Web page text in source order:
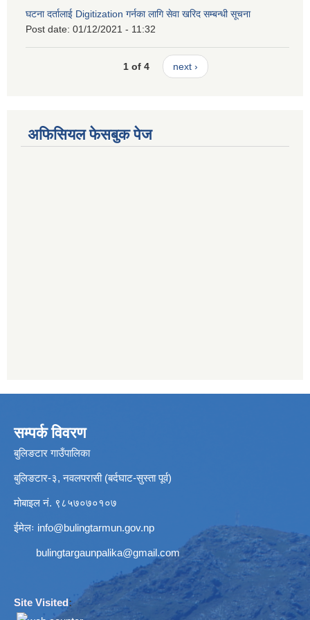
घटना दर्तालाई Digitization गर्नका लागि सेवा खरिद सम्बन्धी सूचना
Post date: 01/12/2021 - 11:32
1 of 4 next ›
अफिसियल फेसबुक पेज
सम्पर्क विवरण
बुलिङटार गाउँपालिका
बुलिङटार-३, नवलपरासी (बर्दघाट-सुस्ता पूर्व)
मोबाइल नं. ९८५७०७०१०७
ईमेलः info@bulingtarmun.gov.np
bulingtargaunpalika@gmail.com
Site Visited: